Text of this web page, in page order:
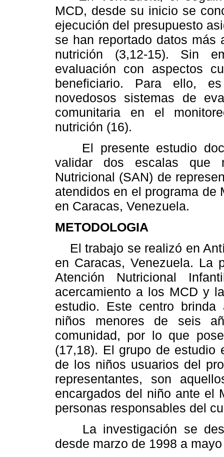
MCD, desde su inicio se
ejecución del presupuesto
se han reportado datos más
nutrición (3,12-15). Sin
evaluación con aspectos
beneficiario. Para ello,
novedosos sistemas de
comunitaria en el
nutrición (16).
El presente estudio
validar dos escalas que
Nutricional (SAN) de
atendidos en el programa de
en Caracas, Venezuela.
METODOLOGIA
El trabajo se realizó en
en Caracas, Venezuela. La
Atención Nutricional
acercamiento a los MCD y
estudio. Este centro
niños menores de seis
comunidad, por lo que
(17,18). El grupo de estudio
de los niños usuarios del
representantes, son
encargados del niño ante el
personas responsables del
La investigación se
desde marzo de 1998 a